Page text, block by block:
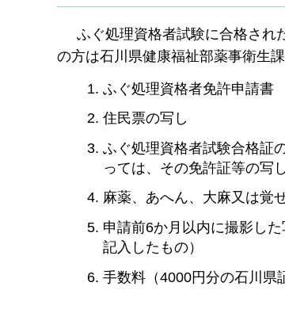
ふぐ処理資格者試験に合格され
の方は石川県健康福祉部薬事衛生
ふぐ処理資格者免許申請書
住民票の写し
ふぐ処理資格者試験合格証
っては、その免許証等の写し
麻薬、あへん、大麻又は覚
申請前6か月以内に撮影し
記入したもの）
手数料（4000円分の石川県